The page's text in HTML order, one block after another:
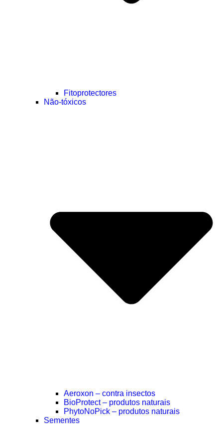
Fitoprotectores
Não-tóxicos
Aeroxon – contra insectos
BioProtect – produtos naturais
PhytoNoPick – produtos naturais
Sementes